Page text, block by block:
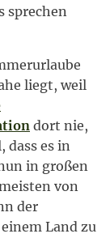
sprechen
liegt, weil
dort nie,
dass es in
in großen
von
der
Land zu